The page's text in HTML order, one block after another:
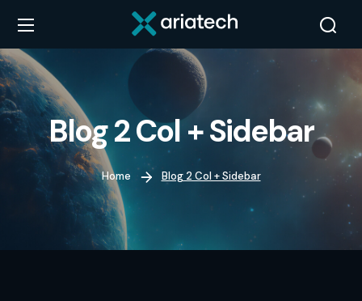
Blog 2 Col + Sidebar
Home Blog 2 Col + Sidebar